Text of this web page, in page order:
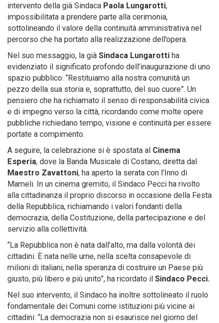
intervento della già Sindaca Paola Lungarotti,
impossibilitata a prendere parte alla cerimonia,
sottolineando il valore della continuità amministrativa nel
percorso che ha portato alla realizzazione dell’opera.
Nel suo messaggio, la già Sindaca Lungarotti ha
evidenziato il significato profondo dell’inaugurazione di uno
spazio pubblico: “Restituiamo alla nostra comunità un
pezzo della sua storia e, soprattutto, del suo cuore”. Un
pensiero che ha richiamato il senso di responsabilità civica
e di impegno verso la città, ricordando come molte opere
pubbliche richiedano tempo, visione e continuità per essere
portate a compimento.
A seguire, la celebrazione si è spostata al Cinema
Esperia, dove la Banda Musicale di Costano, diretta dal
Maestro Zavattoni, ha aperto la serata con l’Inno di
Mameli. In un cinema gremito, il Sindaco Pecci ha rivolto
alla cittadinanza il proprio discorso in occasione della Festa
della Repubblica, richiamando i valori fondanti della
democrazia, della Costituzione, della partecipazione e del
servizio alla collettività.
“La Repubblica non è nata dall’alto, ma dalla volontà dei
cittadini. È nata nelle urne, nella scelta consapevole di
milioni di italiani, nella speranza di costruire un Paese più
giusto, più libero e più unito”, ha ricordato il Sindaco Pecci.
Nel suo intervento, il Sindaco ha inoltre sottolineato il ruolo
fondamentale dei Comuni come istituzioni più vicine ai
cittadini: “La democrazia non si esaurisce nel giorno del